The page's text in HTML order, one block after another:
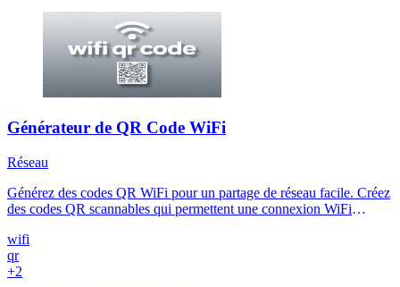
Générateur de QR Code WiFi
Réseau
Générez des codes QR WiFi pour un partage de réseau facile. Créez
des codes QR scannables qui permettent une connexion WiFi
des options personnalisables.
wifi
qr
+2